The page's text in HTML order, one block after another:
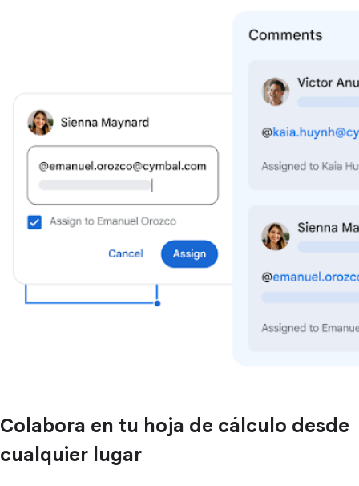
Colabora en tu hoja de cálculo desde
cualquier lugar